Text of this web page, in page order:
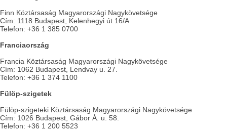
Finn Köztársaság Magyarországi Nagykövetsége
Cím: 1118 Budapest, Kelenhegyi út 16/A
Telefon: +36 1 385 0700
Franciaország
Francia Köztársaság Magyarországi Nagykövetsége
Cím: 1062 Budapest, Lendvay u. 27.
Telefon: +36 1 374 1100
Fülöp-szigetek
Fülöp-szigeteki Köztársaság Magyarországi Nagykövetsége
Cím: 1026 Budapest, Gábor Á. u. 58.
Telefon: +36 1 200 5523